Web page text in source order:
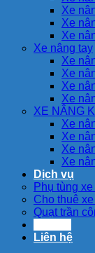
Xe
Xe
Xe
Xe nâng tay
Xe
Xe
Xe
Xe
XE NÂNG
Xe
Xe
Xe
Xe
Dịch vụ
Phụ tùng
Cho thuê
Quạt trần
Liên hệ